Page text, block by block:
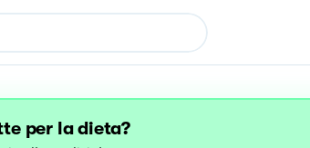
per la dieta?